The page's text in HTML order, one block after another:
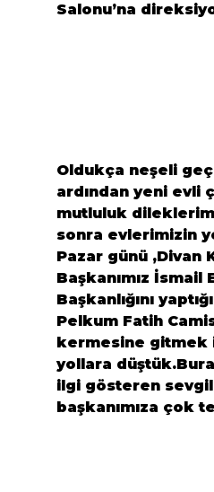
Salonu’na
Oldukça neşeli
ardından yeni evli
mutluluk
sonra evlerimizin
Pazar günü ,Divan
Başkanımız İsmail
Başkanlığını yaptığı
Pelkum Fatih
kermesine gitmek
yollara
ilgi gösteren
başkanımıza çok